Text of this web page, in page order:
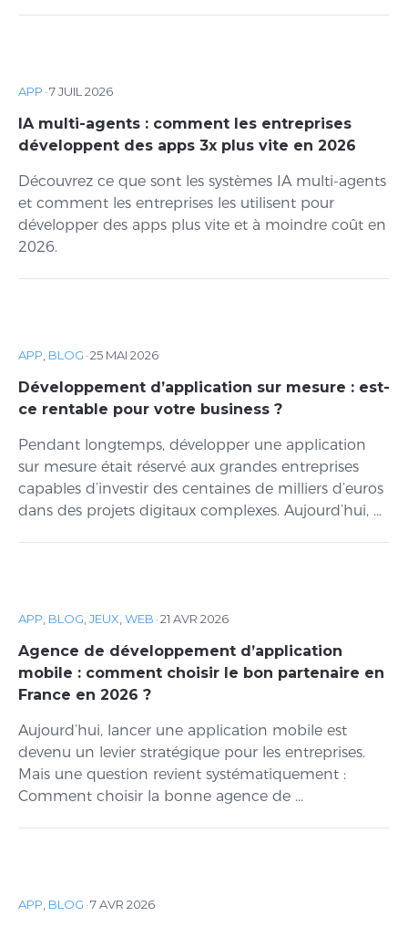
APP ·7 JUIL 2026
IA multi-agents : comment les entreprises
développent des apps 3x plus vite en 2026
Découvrez ce que sont les systèmes IA multi-agents
et comment les entreprises les utilisent pour
développer des apps plus vite et à moindre coût en
2026.
APP, BLOG ·25 MAI 2026
Développement d’application sur mesure : est-
ce rentable pour votre business ?
Pendant longtemps, développer une application
sur mesure était réservé aux grandes entreprises
capables d’investir des centaines de milliers d’euros
dans des projets digitaux complexes. Aujourd’hui, ...
APP, BLOG,JEUX,WEB ·21 AVR 2026
Agence de développement d’application
mobile : comment choisir le bon partenaire en
France en 2026 ?
Aujourd’hui, lancer une application mobile est
devenu un levier stratégique pour les entreprises.
Mais une question revient systématiquement :
Comment choisir la bonne agence de ...
APP, BLOG ·7 AVR 2026